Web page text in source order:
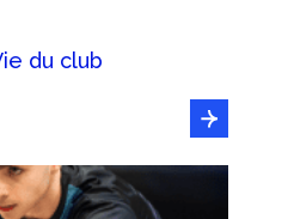
du club